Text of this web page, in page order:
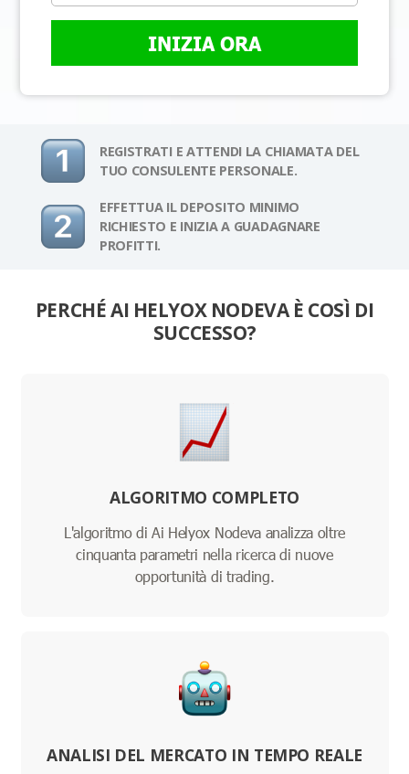
INIZIA ORA
REGISTRATI E ATTENDI LA CHIAMATA DEL
TUO CONSULENTE PERSONALE.
EFFETTUA IL DEPOSITO MINIMO
RICHIESTO E INIZIA A GUADAGNARE
PROFITTI.
PERCHÉ AI HELYOX NODEVA È COSÌ DI
SUCCESSO?
ALGORITMO COMPLETO
L'algoritmo di Ai Helyox Nodeva analizza oltre
cinquanta parametri nella ricerca di nuove
opportunità di trading.
ANALISI DEL MERCATO IN TEMPO REALE